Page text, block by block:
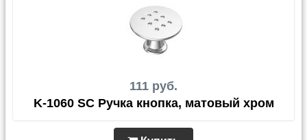
111 руб.
K-1060 SC Ручка кнопка, матовый хром